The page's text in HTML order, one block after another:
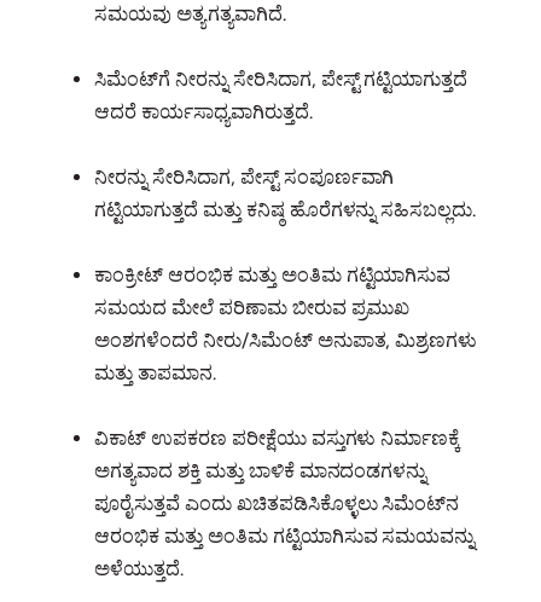
ಸಮಯವು ಅತ್ಯಗತ್ಯವಾಗಿದೆ.
ಸಿಮೆಂಟ್‌ಗೆ ನೀರನ್ನು ಸೇರಿಸಿದಾಗ, ಪೇಸ್ಟ್ ಗಟ್ಟಿಯಾಗುತ್ತದೆ
ಆದರೆ ಕಾರ್ಯಸಾಧ್ಯವಾಗಿರುತ್ತದೆ.
ನೀರನ್ನು ಸೇರಿಸಿದಾಗ, ಪೇಸ್ಟ್ ಸಂಪೂರ್ಣವಾಗಿ
ಗಟ್ಟಿಯಾಗುತ್ತದೆ ಮತ್ತು ಕನಿಷ್ಠ ಹೊರೆಗಳನ್ನು ಸಹಿಸಬಲ್ಲದು.
ಕಾಂಕ್ರೀಟ್ ಆರಂಭಿಕ ಮತ್ತು ಅಂತಿಮ ಗಟ್ಟಿಯಾಗಿಸುವ
ಸಮಯದ ಮೇಲೆ ಪರಿಣಾಮ ಬೀರುವ ಪ್ರಮುಖ
ಅಂಶಗಳೆಂದರೆ ನೀರು/ಸಿಮೆಂಟ್ ಅನುಪಾತ, ಮಿಶ್ರಣಗಳು
ಮತ್ತು ತಾಪಮಾನ.
ವಿಕಾಟ್ ಉಪಕರಣ ಪರೀಕ್ಷೆಯು ವಸ್ತುಗಳು ನಿರ್ಮಾಣಕ್ಕೆ
ಅಗತ್ಯವಾದ ಶಕ್ತಿ ಮತ್ತು ಬಾಳಿಕೆ ಮಾನದಂಡಗಳನ್ನು
ಪೂರೈಸುತ್ತವೆ ಎಂದು ಖಚಿತಪಡಿಸಿಕೊಳ್ಳಲು ಸಿಮೆಂಟ್‌ನ
ಆರಂಭಿಕ ಮತ್ತು ಅಂತಿಮ ಗಟ್ಟಿಯಾಗಿಸುವ ಸಮಯವನ್ನು
ಅಳೆಯುತ್ತದೆ.